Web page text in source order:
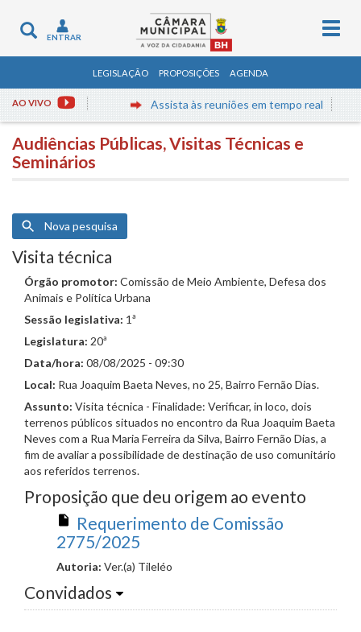
Toggle
navigation
ENTRAR
LEGISLAÇÃO PROPOSIÇÕES AGENDA
AO VIVO Assista às reuniões em tempo real
Audiências Públicas, Visitas Técnicas e
Seminários
Nova pesquisa
Visita técnica
Órgão promotor: Comissão de Meio Ambiente, Defesa dos
Animais e Política Urbana
Sessão legislativa: 1ª
Legislatura: 20ª
Data/hora: 08/08/2025 - 09:30
Local: Rua Joaquim Baeta Neves, no 25, Bairro Fernão Dias.
Assunto: Visita técnica - Finalidade: Verificar, in loco, dois
terrenos públicos situados no encontro da Rua Joaquim Baeta
Neves com a Rua Maria Ferreira da Silva, Bairro Fernão Dias, a
fim de avaliar a possibilidade de destinação de uso comunitário
aos referidos terrenos.
Proposição que deu origem ao evento
Requerimento de Comissão
2775/2025
Autoria: Ver.(a) Tileléo
Convidados